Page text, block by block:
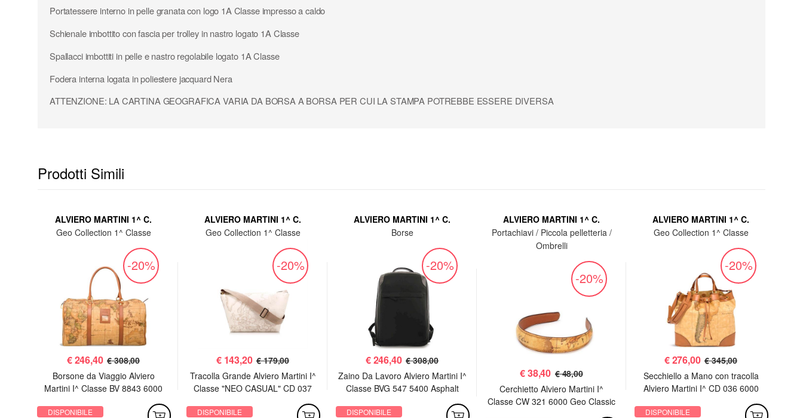
Portatessere interno in pelle granata con logo 1A Classe impresso a caldo
Schienale imbottito con fascia per trolley in nastro logato 1A Classe
Spallacci imbottiti in pelle e nastro regolabile logato 1A Classe
Fodera interna logata in poliestere jacquard Nera
ATTENZIONE: LA CARTINA GEOGRAFICA VARIA DA BORSA A BORSA PER CUI LA STAMPA POTREBBE ESSERE DIVERSA
Prodotti Simili
ALVIERO MARTINI 1^ C.
Geo Collection 1^ Classe
-20%
€246,40 € 308,00
Borsone da Viaggio Alviero
Martini I^ Classe BV 8843 6000
DISPONIBILE
ALVIERO MARTINI 1^ C.
Geo Collection 1^ Classe
-20%
€ 143,20 € 179,00
Tracolla Grande Alviero Martini I^
Classe "NEO CASUAL" CD 037
DISPONIBILE
ALVIERO MARTINI 1^ C.
Borse
-20%
€246,40 € 308,00
Zaino Da Lavoro Alviero Martini I^
Classe BVG 547 5400 Asphalt
DISPONIBILE
ALVIERO MARTINI 1^ C.
Portachiavi / Piccola pelletteria /
Ombrelli
-20%
€38,40 € 48,00
Cerchietto Alviero Martini I^
Classe CW 321 6000 Geo Classic
ALVIERO MARTINI 1^ C.
Geo Collection 1^ Classe
-20%
€276,00 € 345,00
Secchiello a Mano con tracolla
Alviero Martini I^ CD 036 6000
DISPONIBILE